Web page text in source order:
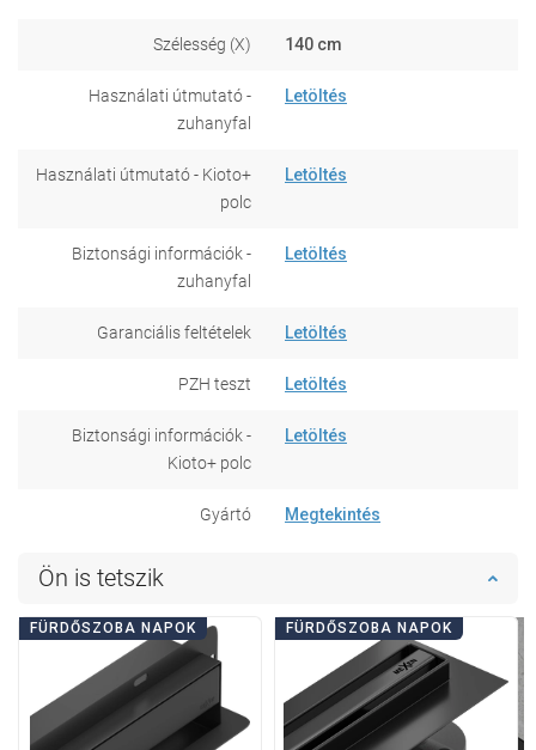
Szélesség (X) 140 cm
Használati útmutató -
zuhanyfal
Letöltés
Használati útmutató - Kioto+
polc
Letöltés
Biztonsági információk -
zuhanyfal
Letöltés
Garanciális feltételek Letöltés
PZH teszt Letöltés
Biztonsági információk -
Kioto+ polc
Letöltés
Gyártó Megtekintés
Ön is tetszik
FÜRDŐSZOBA NAPOK FÜRDŐSZOBA NAPOK